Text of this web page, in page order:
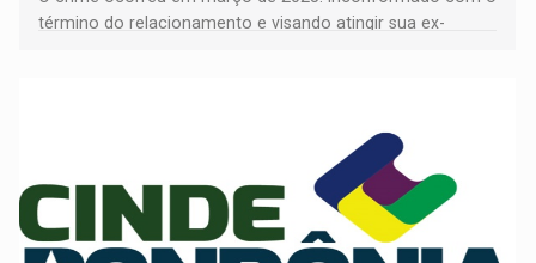
término do relacionamento e visando atingir sua ex-